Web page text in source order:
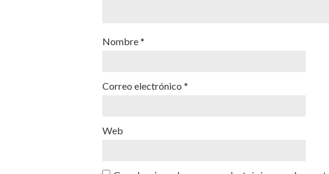
Nombre*
Correo electrónico *
Web